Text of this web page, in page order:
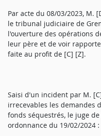
Par acte du 08/03/2023, M.
le tribunal judiciaire de
l'ouverture des opérations
leur père et de voir
faite au profit de [C] [Z].
Saisi d'un incident par M.
irrecevables les demandes
fonds séquestrés, le juge
ordonnance du 19/02/2024 :